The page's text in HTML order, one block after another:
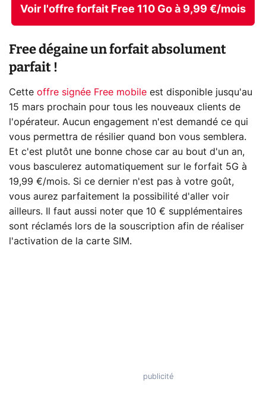
Voir l'offre forfait Free 110 Go à 9,99 €/mois
Free dégaine un forfait absolument
parfait !
Cette offre signée Free mobile est disponible jusqu'au
15 mars prochain pour tous les nouveaux clients de
l'opérateur. Aucun engagement n'est demandé ce qui
vous permettra de résilier quand bon vous semblera.
Et c'est plutôt une bonne chose car au bout d'un an,
vous basculerez automatiquement sur le forfait 5G à
19,99 €/mois. Si ce dernier n'est pas à votre goût,
vous aurez parfaitement la possibilité d'aller voir
ailleurs. Il faut aussi noter que 10 € supplémentaires
sont réclamés lors de la souscription afin de réaliser
l'activation de la carte SIM.